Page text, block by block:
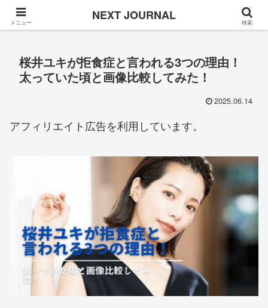
Once in a while
桜井ユキが拒食症と言われる3つの理由！
太っていた頃と画像比較してみた！
2025.06.14
アフィリエイト広告を利用しています。
メニュー NEXT JOURNAL 検索